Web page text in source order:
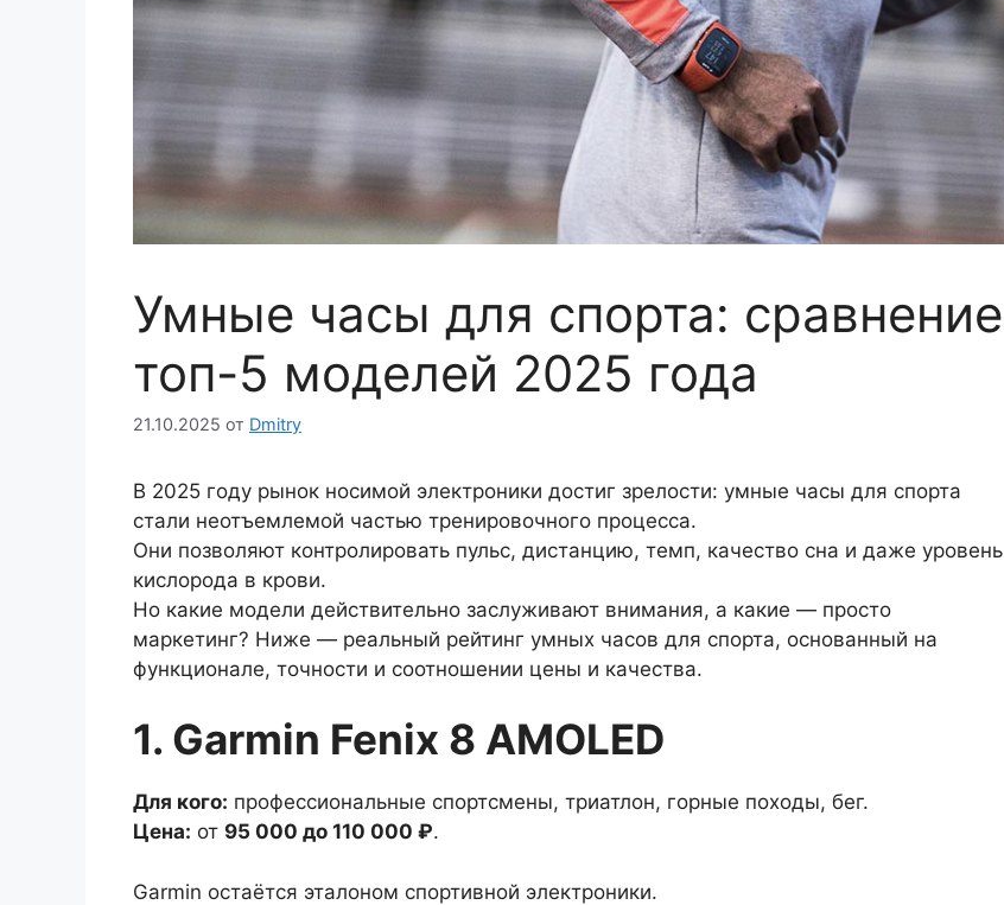
Умные часы для спорта: сравнение
топ-5 моделей 2025 года
21.10.2025 от Dmitry
В 2025 году рынок носимой электроники достиг зрелости: умные часы для спорта
стали неотъемлемой частью тренировочного процесса.
Они позволяют контролировать пульс, дистанцию, темп, качество сна и даже уровень
кислорода в крови.
Но какие модели действительно заслуживают внимания, а какие — просто
маркетинг? Ниже — реальный рейтинг умных часов для спорта, основанный на
функционале, точности и соотношении цены и качества.
1. Garmin Fenix 8 AMOLED
Для кого: профессиональные спортсмены, триатлон, горные походы, бег.
Цена: от 95 000 до 110 000 ₽.
Garmin остаётся эталоном спортивной электроники.